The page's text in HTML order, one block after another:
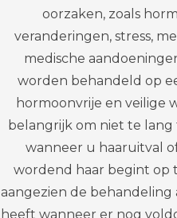
oorzaken, zoals
veranderingen, stress,
medische
worden behandeld op
hormoonvrije en veilige
belangrijk om niet te
wanneer u haaruitval
wordend haar begint op
aangezien de
heeft wanneer er nog